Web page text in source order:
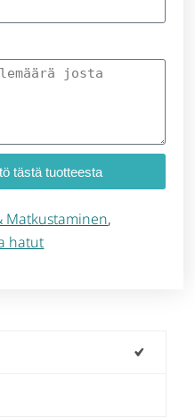
tästä tuotteesta
Matkustaminen,
hatut